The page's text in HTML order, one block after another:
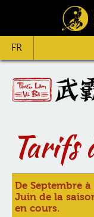
FR
Tarifs
De Septembre à
Juin de la
en cours.